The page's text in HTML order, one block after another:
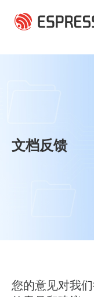
文档反馈
您的意见对我